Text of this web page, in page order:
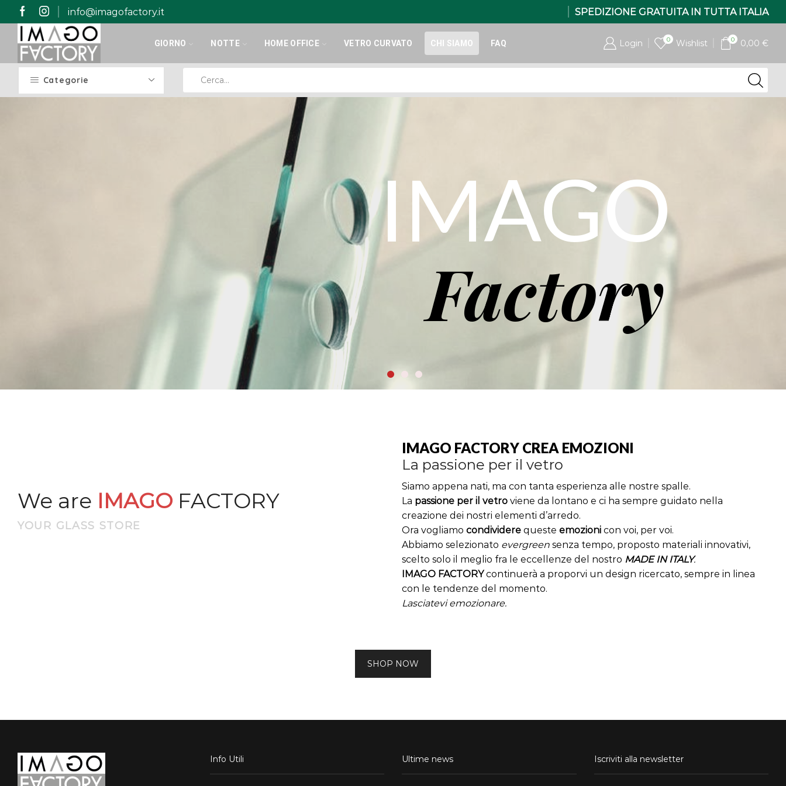
info@imagofactory.it SPEDIZIONE GRATUITA IN TUTTA ITALIA
GIORNO NOTTE HOME OFFICE VETRO CURVATO CHI SIAMO FAQ Login 0 Wishlist 0 0,00 €
Categorie
input
IMAGO
Factory
We are IMAGO FACTORY
YOUR GLASS STORE
IMAGO FACTORY CREA EMOZIONI
La passione per il vetro
Siamo appena nati, ma con tanta esperienza alle nostre spalle.
La passione per il vetro viene da lontano e ci ha sempre guidato nella
creazione dei nostri elementi d’arredo.
Ora vogliamo condividere queste emozioni con voi, per voi.
Abbiamo selezionato evergreen senza tempo, proposto materiali innovativi,
scelto solo il meglio fra le eccellenze del nostro MADE IN ITALY.
IMAGO FACTORYcontinuerà a proporvi un design ricercato, sempre in linea
con le tendenze del momento.
Lasciatevi emozionare.
SHOP NOW
Info Utili Ultime news Iscriviti alla newsletter